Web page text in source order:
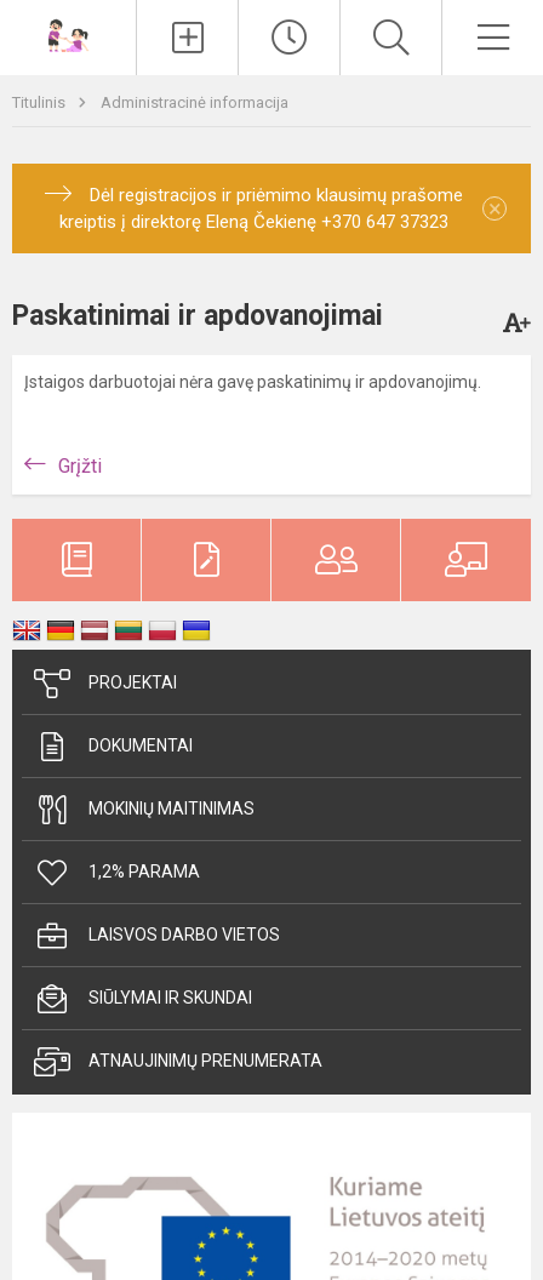
Titulinis Administracinė informacija
Dėl registracijos ir priėmimo klausimų prašome
kreiptis į direktorę Eleną Čekienę +370 647 37323
×
Paskatinimai ir apdovanojimai
Įstaigos darbuotojai nėra gavę paskatinimų ir apdovanojimų.
Grįžti
PROJEKTAI
DOKUMENTAI
MOKINIŲ MAITINIMAS
1,2% PARAMA
LAISVOS DARBO VIETOS
SIŪLYMAI IR SKUNDAI
ATNAUJINIMŲ PRENUMERATA